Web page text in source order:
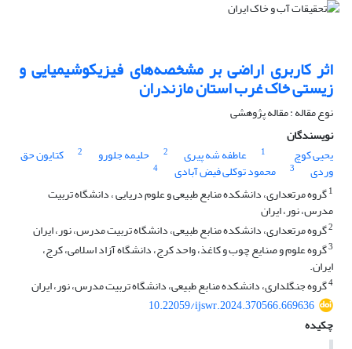
اثر کاربری‌ اراضی بر مشخصه‌های فیزیکوشیمیایی و
زیستی خاک غرب استان مازندران
نوع مقاله : مقاله پژوهشی
نویسندگان
یحیی کوچ
1 عاطفه شه پیری 2 حلیمه جلورو 2 کتایون حق
وردی 3 محمود توکلی فیض آبادی
4
1گروه مرتعداری، دانشکده منابع طبیعی و علوم دریایی ، دانشگاه تربیت
مدرس، نور، ایران
2گروه مرتعداری، دانشکده منابع طبیعی، دانشگاه تربیت مدرس، نور، ایران
3گروه علوم و صنایع چوب و کاغذ، واحد کرج، دانشگاه آزاد اسلامی، کرج،
ایران.
4گروه جنگلداری، دانشکده منابع طبیعی، دانشگاه تربیت مدرس، نور، ایران
10.22059/ijswr.2024.370566.669636
چکیده